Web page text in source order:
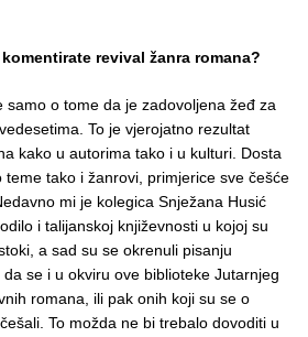
revival žanra romana?
samo o tome da je zadovoljena žeđ za
To je vjerojatno rezultat
kako u autorima tako i u kulturi. Dosta
tako i žanrovi, primjerice sve češće
mi je kolegica Snježana Husić
i talijanskoj književnosti u kojoj su
a sad su se okrenuli pisanju
se i u okviru ove biblioteke Jutarnjeg
romana, ili pak onih koji su se o
To možda ne bi trebalo dovoditi u